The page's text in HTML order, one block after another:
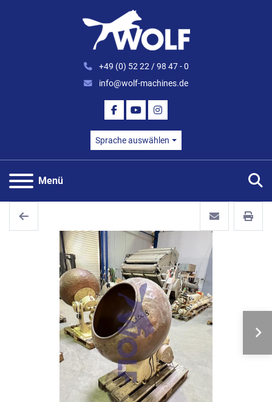
+49 (0) 52 22 / 98 47 - 0
info@wolf-machines.de
FACEBOOK
YOUTUBEINSTAGRAM
Sprache auswählen
Menü